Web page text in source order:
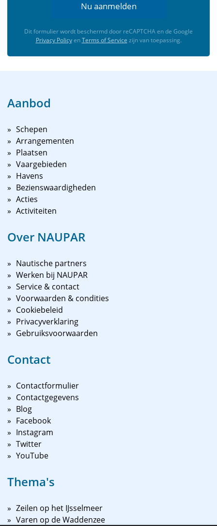
Nu aanmelden
Dit formulier wordt beschermd door reCAPTCHA en de Google
Privacy PolicyenTerms of Service zijn van toepassing.
Aanbod
Schepen
Arrangementen
Plaatsen
Vaargebieden
Havens
Bezienswaardigheden
Acties
Activiteiten
Over NAUPAR
Nautische partners
Werken bij NAUPAR
Service & contact
Voorwaarden & condities
Cookiebeleid
Privacyverklaring
Gebruiksvoorwaarden
Contact
Contactformulier
Contactgegevens
Blog
Facebook
Instagram
Twitter
YouTube
Thema's
Zeilen op het IJsselmeer
Varen op de Waddenzee